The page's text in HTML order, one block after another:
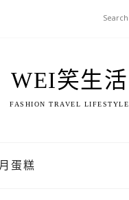
WEI笑生活
FASHION TRAVEL LIFESTYLE
蛋糕